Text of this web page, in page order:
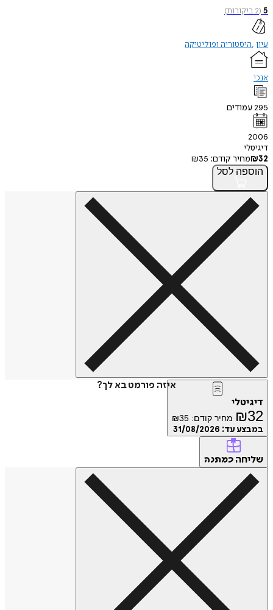
5
(
2ביקורות)
עיון היסטוריה ופוליטיקה
אנכי
295עמודים
2006
דיגיטלי
₪32 מחיר קודם: ₪35
הוספה לסל
איזה פורמט בא לך?
דיגיטלי
₪32 מחיר קודם: ₪35
במבצע עד: 31/08/2026
שליחה כמתנה